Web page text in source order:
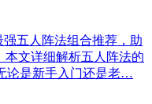
强五人阵法组合推荐，助
本文详细解析五人阵法的
论是新手入门还是老…